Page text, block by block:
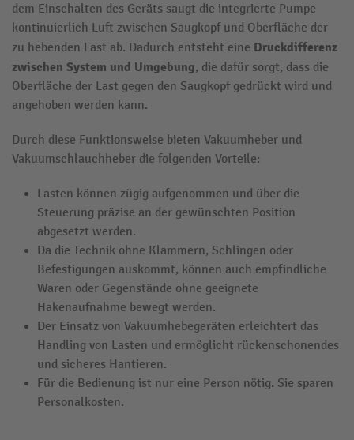
dem Einschalten des Geräts saugt die integrierte Pumpe
kontinuierlich Luft zwischen Saugkopf und Oberfläche der
zu hebenden Last ab. Dadurch entsteht eine Druckdifferenz
zwischen System und Umgebung, die dafür sorgt, dass die
Oberfläche der Last gegen den Saugkopf gedrückt wird und
angehoben werden kann.
Durch diese Funktionsweise bieten Vakuumheber und
Vakuumschlauchheber die folgenden Vorteile:
Lasten können zügig aufgenommen und über die
Steuerung präzise an der gewünschten Position
abgesetzt werden.
Da die Technik ohne Klammern, Schlingen oder
Befestigungen auskommt, können auch empfindliche
Waren oder Gegenstände ohne geeignete
Hakenaufnahme bewegt werden.
Der Einsatz von Vakuumhebegeräten erleichtert das
Handling von Lasten und ermöglicht rückenschonendes
und sicheres Hantieren.
Für die Bedienung ist nur eine Person nötig. Sie sparen
Personalkosten.